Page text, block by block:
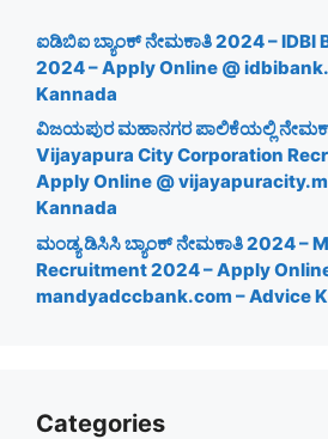
ಐಡಿಬಿಐ ಬ್ಯಾಂಕ್ ನೇಮಕಾತಿ 2024 – IDBI
2024 – Apply Online @
Kannada
ವಿಜಯಪುರ ಮಹಾನಗರ ಪಾಲಿಕೆಯಲ್ಲಿ
Vijayapura City Corporation
Apply Online @
Kannada
ಮಂಡ್ಯ ಡಿಸಿಸಿ ಬ್ಯಾಂಕ್ ನೇಮಕಾತಿ 2024 –
Recruitment 2024 – Apply
mandyadccbank.com – Advice
Categories